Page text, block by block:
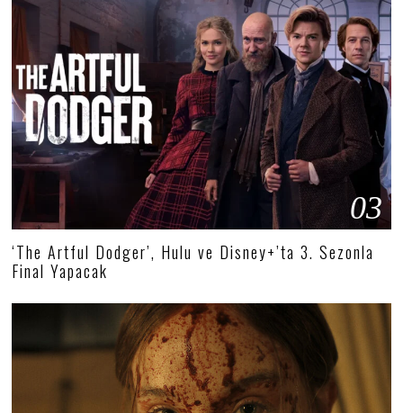
03
‘The Artful Dodger’, Hulu ve Disney+’ta 3. Sezonla
Final Yapacak